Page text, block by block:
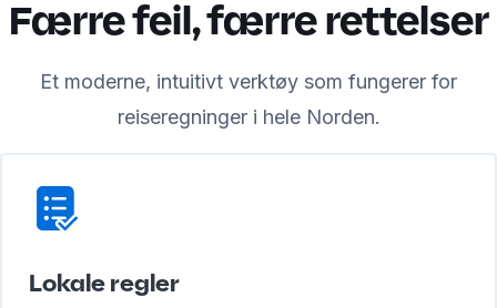
Færre feil, færre rettelser
Et moderne, intuitivt verktøy som fungerer for
reiseregninger i hele Norden.
Lokale regler